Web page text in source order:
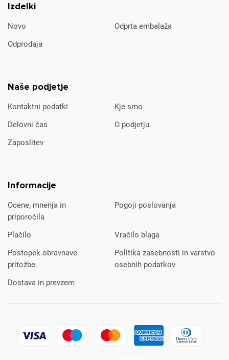
Izdelki
Novo
Odprta embalaža
Odprodaja
Naše podjetje
Kontaktni podatki
Kje smo
Delovni čas
O podjetju
Zaposlitev
Informacije
Ocene, mnenja in
priporočila
Pogoji poslovanja
Plačilo
Vračilo blaga
Postopek obravnave
pritožbe
Politika zasebnosti in varstvo
osebnih podatkov
Dostava in prevzem